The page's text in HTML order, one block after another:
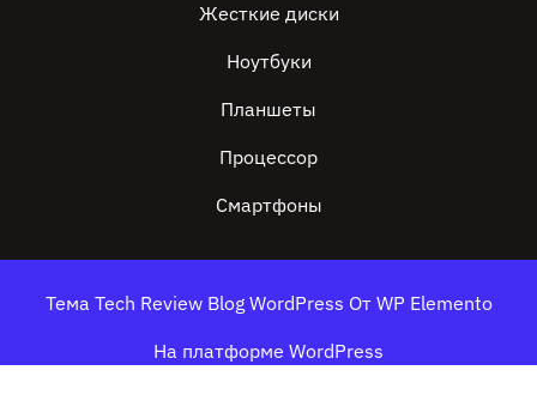
Жесткие диски
Ноутбуки
Планшеты
Процессор
Смартфоны
Тема Tech Review Blog WordPress От WP Elemento
На платформе WordPress